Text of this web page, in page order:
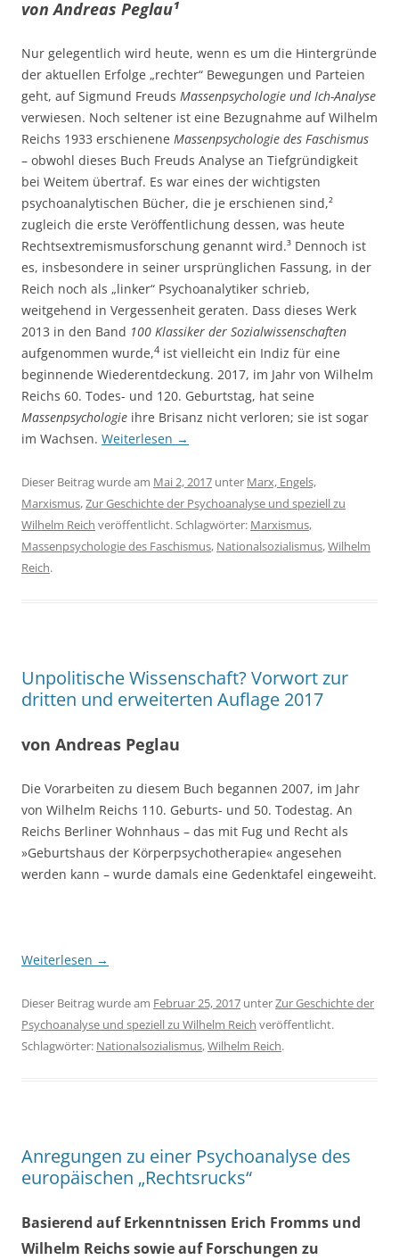
von Andreas Peglau¹
Nur gelegentlich wird heute, wenn es um die Hintergründe
der aktuellen Erfolge „rechter“ Bewegungen und Parteien
geht, auf Sigmund Freuds Massenpsychologie und Ich-Analyse
verwiesen. Noch seltener ist eine Bezugnahme auf Wilhelm
Reichs 1933 erschienene Massenpsychologie des Faschismus
– obwohl dieses Buch Freuds Analyse an Tiefgründigkeit
bei Weitem übertraf. Es war eines der wichtigsten
psychoanalytischen Bücher, die je erschienen sind,²
zugleich die erste Veröffentlichung dessen, was heute
Rechtsextremismusforschung genannt wird.³ Dennoch ist
es, insbesondere in seiner ursprünglichen Fassung, in der
Reich noch als „linker“ Psychoanalytiker schrieb,
weitgehend in Vergessenheit geraten. Dass dieses Werk
2013 in den Band 100 Klassiker der Sozialwissenschaften
aufgenommen wurde,4 ist vielleicht ein Indiz für eine
beginnende Wiederentdeckung. 2017, im Jahr von Wilhelm
Reichs 60. Todes- und 120. Geburtstag, hat seine
Massenpsychologie ihre Brisanz nicht verloren; sie ist sogar
im Wachsen. Weiterlesen →
Dieser Beitrag wurde am Mai 2, 2017 unter Marx, Engels,
Marxismus,Zur Geschichte der Psychoanalyse und speziell zu
Wilhelm Reich veröffentlicht. Schlagwörter: Marxismus,
Massenpsychologie des Faschismus, Nationalsozialismus,Wilhelm
Reich.
Unpolitische Wissenschaft? Vorwort zur
dritten und erweiterten Auflage 2017
von Andreas Peglau
Die Vorarbeiten zu diesem Buch begannen 2007, im Jahr
von Wilhelm Reichs 110. Geburts- und 50. Todestag. An
Reichs Berliner Wohnhaus – das mit Fug und Recht als
»Geburtshaus der Körperpsychotherapie« angesehen
werden kann – wurde damals eine Gedenktafel eingeweiht.
Weiterlesen →
Dieser Beitrag wurde am Februar 25, 2017 unterZur Geschichte der
Psychoanalyse und speziell zu Wilhelm Reich veröffentlicht.
Schlagwörter: Nationalsozialismus,Wilhelm Reich.
Anregungen zu einer Psychoanalyse des
europäischen „Rechtsrucks“
Basierend auf Erkenntnissen Erich Fromms und
Wilhelm Reichs sowie auf Forschungen zu